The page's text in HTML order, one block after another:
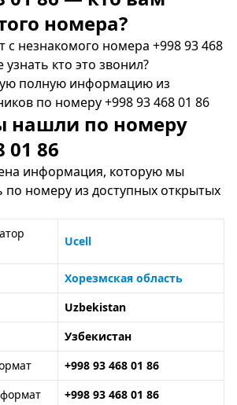
номера?
с незнакомого номера +998 93 468
кто это звонил?
полную информацию из
по номеру +998 93 468 01 86
нашли по номеру
01 86
информация, которую мы
по номеру из доступных открытых
Ucell
Хорезмская область
Uzbekistan
Узбекистан
+998 93 468 01 86
+998 93 468 01 86